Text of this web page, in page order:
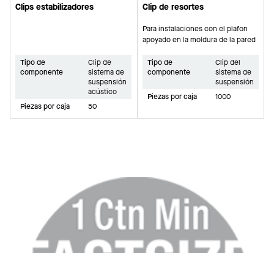
Clips estabilizadores
Tipo de
componente
Clip de
sistema de
suspensión
acústico
Piezas por caja
50
Clip de resortes
Para instalaciones con el plafon
apoyado en la moldura de la pared
Tipo de
componente
Clip del
sistema de
suspensión
Piezas por caja
1000